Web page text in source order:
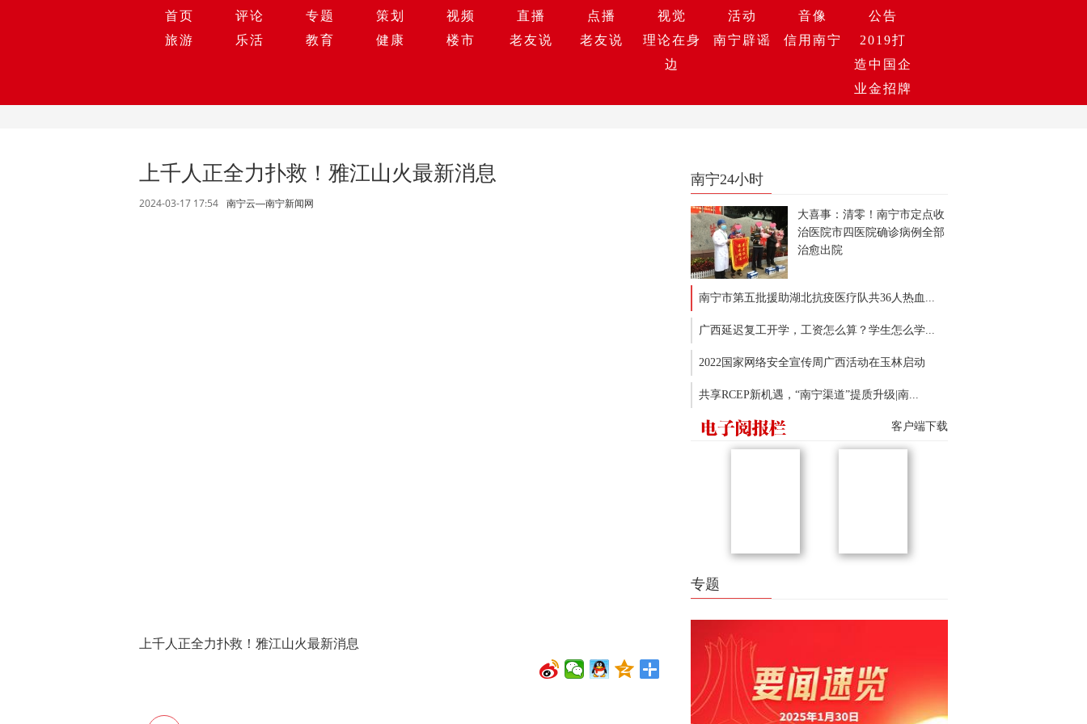
首页 评论 专题 策划 视频 直播 点播 视觉 活动 音像
公告
旅游
乐活 教育 健康 楼市 老友说 老友说
理论在身
边
南宁辟谣 信用南宁
2019打
造中国企
业金招牌
上千人正全力扑救！雅江山火最新消息
2024-03-17 17:54 南宁云—南宁新闻网
上千人正全力扑救！雅江山火最新消息
南宁24小时
大喜事：清零！南宁市定点收
治医院市四医院确诊病例全部
治愈出院
南宁市第五批援助湖北抗疫医疗队共36人热血...
广西延迟复工开学，工资怎么算？学生怎么学...
2022国家网络安全宣传周广西活动在玉林启动
共享RCEP新机遇，“南宁渠道”提质升级|南...
客户端下载
专题